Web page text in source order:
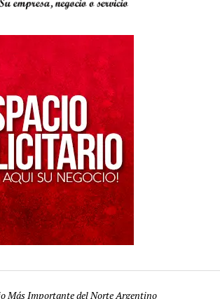
Más Importante del Norte Argentino